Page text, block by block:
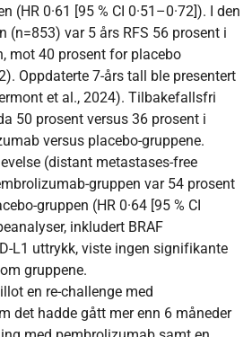
(HR 0·61 [95 % CI 0·51–0·72]). I den
(n=853) var 5 års RFS 56 prosent i
mot 40 prosent for placebo
Oppdaterte 7-års tall ble presentert
et al., 2024). Tilbakefallsfri
50 prosent versus 36 prosent i
versus placebo-gruppene.
(distant metastases-free
gruppen var 54 prosent
gruppen (HR 0·64 [95 % CI
inkludert BRAF
L1 uttrykk, viste ingen signifikante
gruppene.
en re-challenge med
det hadde gått mer enn 6 måneder